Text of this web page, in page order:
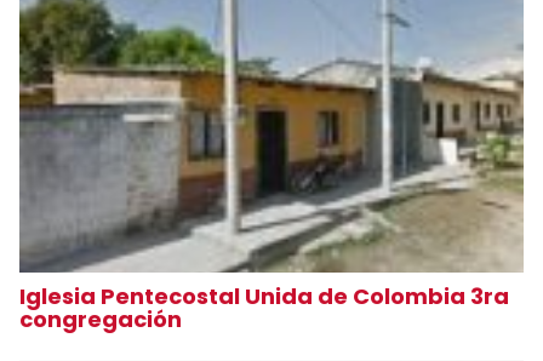
Iglesia Pentecostal Unida de Colombia 3ra
congregación